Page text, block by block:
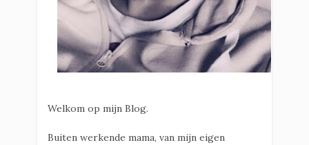
Welkom op mijn Blog.
Buiten werkende mama, van mijn eigen